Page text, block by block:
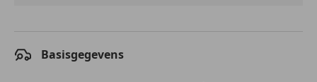
Basisgegevens